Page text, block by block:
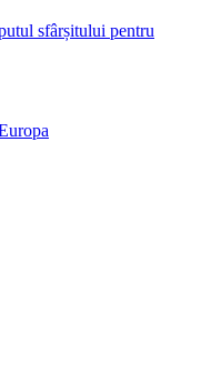
sfârșitului pentru